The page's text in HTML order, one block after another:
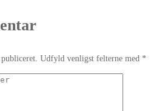
Udfyld venligst felterne med *